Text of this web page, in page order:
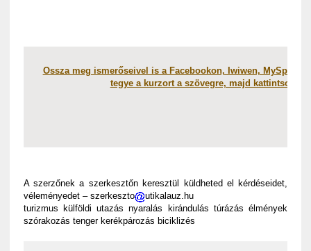
Ossza meg ismerőseivel is a Facebookon, Iwiwen,
tegye a kurzort a szövegre, majd kattintson a
A szerzőnek a szerkesztőn keresztül küldheted el kérdéseidet,
véleményedet – szerkeszto
utikalauz.hu
turizmus külföldi utazás nyaralás kirándulás túrázás élmények
szórakozás tenger kerékpározás biciklizés